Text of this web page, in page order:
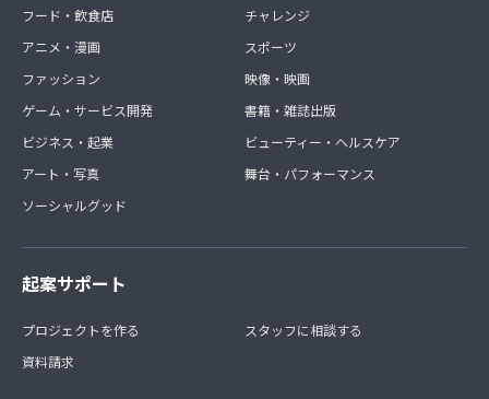
フード・飲食店
アニメ・漫画
ファッション
ゲーム・サービス開発
ビジネス・起業
アート・写真
ソーシャルグッド
チャレンジ
スポーツ
映像・映画
書籍・雑誌出版
ビューティー・ヘルスケア
舞台・パフォーマンス
起案サポート
プロジェクトを作る
資料請求
スタッフに相談する